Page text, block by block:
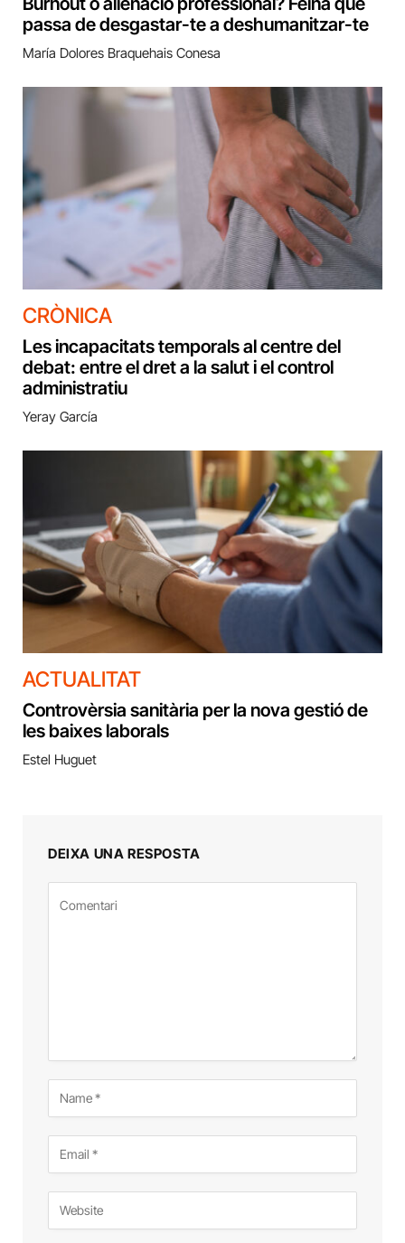
passa de desgastar-te a deshumanitzar-te
María Dolores Braquehais Conesa
CRÒNICA
Les incapacitats temporals al centre del
debat: entre el dret a la salut i el control
administratiu
Yeray García
ACTUALITAT
Controvèrsia sanitària per la nova gestió de
les baixes laborals
Estel Huguet
DEIXA UNA RESPOSTA